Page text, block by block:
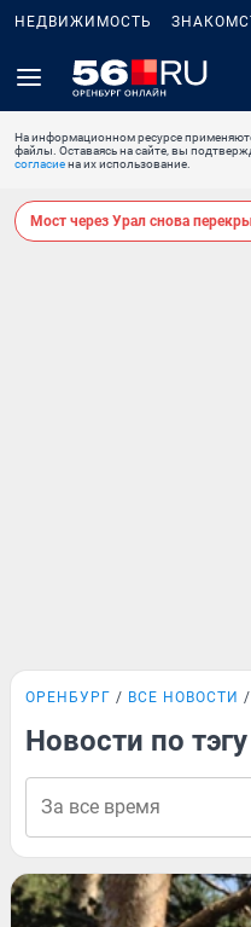
НЕДВИЖИМОСТЬ
На информационном ресурсе
файлы. Оставаясь на сайте, вы
согласиена их использование.
Мост через Урал снова
ОРЕНБУРГ ВСЕ НОВОСТИ
Новости по